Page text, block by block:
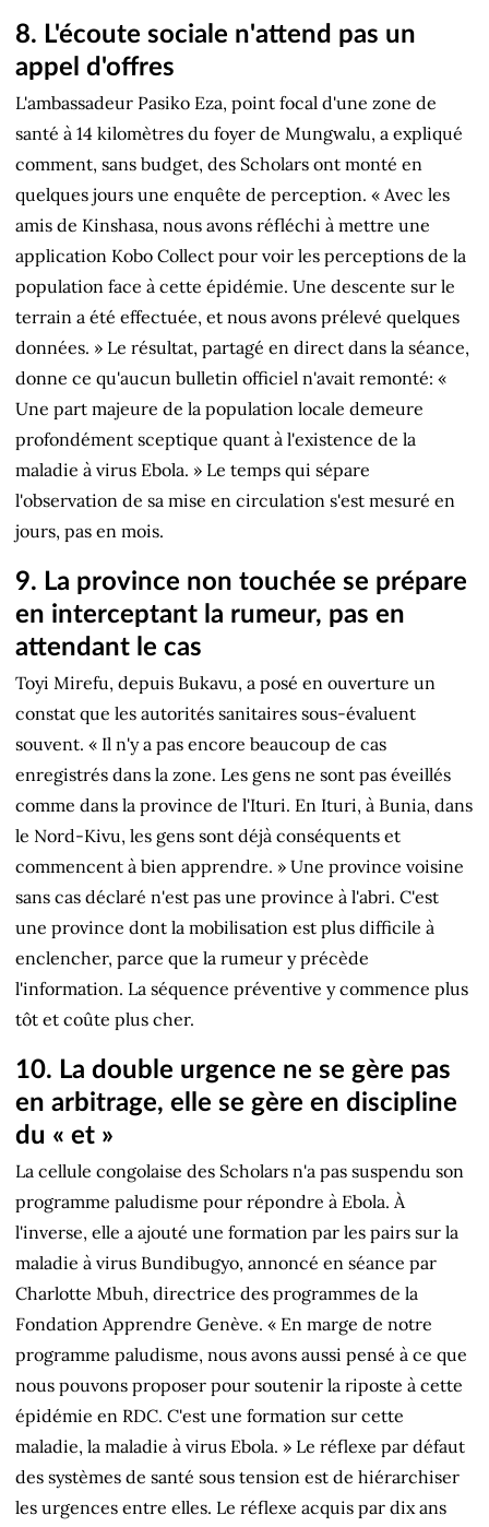
8. L'écoute sociale n'attend pas un
appel d'offres
L'ambassadeur Pasiko Eza, point focal d'une zone de
santé à 14 kilomètres du foyer de Mungwalu, a expliqué
comment, sans budget, des Scholars ont monté en
quelques jours une enquête de perception. « Avec les
amis de Kinshasa, nous avons réfléchi à mettre une
application Kobo Collect pour voir les perceptions de la
population face à cette épidémie. Une descente sur le
terrain a été effectuée, et nous avons prélevé quelques
données. » Le résultat, partagé en direct dans la séance,
donne ce qu'aucun bulletin officiel n'avait remonté: «
Une part majeure de la population locale demeure
profondément sceptique quant à l'existence de la
maladie à virus Ebola. » Le temps qui sépare
l'observation de sa mise en circulation s'est mesuré en
jours, pas en mois.
9. La province non touchée se prépare
en interceptant la rumeur, pas en
attendant le cas
Toyi Mirefu, depuis Bukavu, a posé en ouverture un
constat que les autorités sanitaires sous-évaluent
souvent. « Il n'y a pas encore beaucoup de cas
enregistrés dans la zone. Les gens ne sont pas éveillés
comme dans la province de l'Ituri. En Ituri, à Bunia, dans
le Nord-Kivu, les gens sont déjà conséquents et
commencent à bien apprendre. » Une province voisine
sans cas déclaré n'est pas une province à l'abri. C'est
une province dont la mobilisation est plus difficile à
enclencher, parce que la rumeur y précède
l'information. La séquence préventive y commence plus
tôt et coûte plus cher.
10. La double urgence ne se gère pas
en arbitrage, elle se gère en discipline
du « et »
La cellule congolaise des Scholars n'a pas suspendu son
programme paludisme pour répondre à Ebola. À
l'inverse, elle a ajouté une formation par les pairs sur la
maladie à virus Bundibugyo, annoncé en séance par
Charlotte Mbuh, directrice des programmes de la
Fondation Apprendre Genève. « En marge de notre
programme paludisme, nous avons aussi pensé à ce que
nous pouvons proposer pour soutenir la riposte à cette
épidémie en RDC. C'est une formation sur cette
maladie, la maladie à virus Ebola. » Le réflexe par défaut
des systèmes de santé sous tension est de hiérarchiser
les urgences entre elles. Le réflexe acquis par dix ans